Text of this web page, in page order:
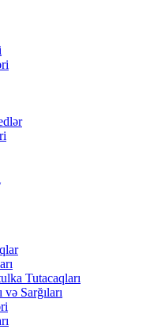
Tutacaqları
və Sarğıları